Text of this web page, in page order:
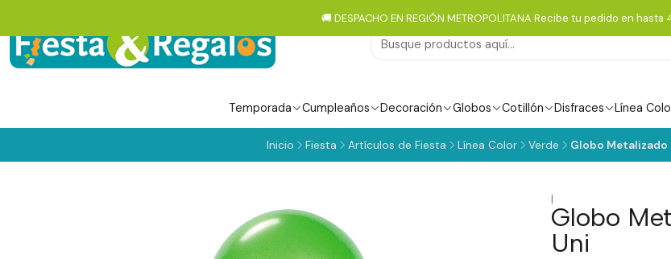
Temporada Cumpleaños Decoración Globos Cotillón Disfraces Línea
🚚 DESPACHO EN REGIÓN METROPOLITANA Recibe tu pedido en
Inicio Fiesta Artículos de Fiesta Línea Color Verde Globo Metalizado
|
Globo
Uni